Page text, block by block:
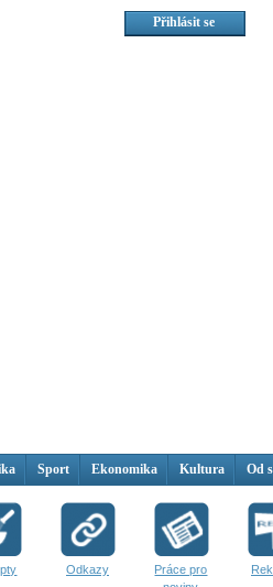
Sport Ekonomika Kultura Od
Odkazy
Práce pro